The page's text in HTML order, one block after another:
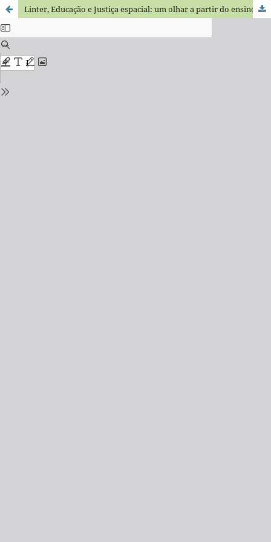
Linter, Educação e Justiça espacial: um olhar a partir do ensino de matemática nas aldeias Pataxó no Extremo Sul da Bahia